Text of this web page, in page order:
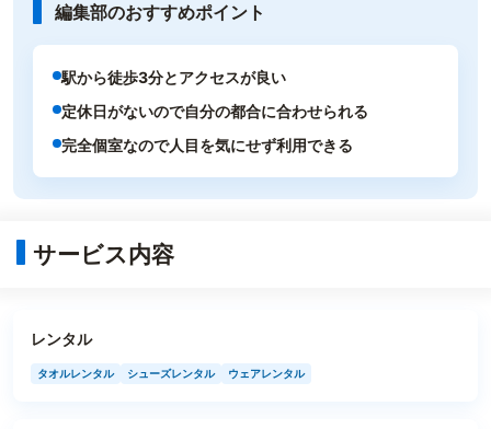
編集部のおすすめポイント
駅から徒歩3分とアクセスが良い
定休日がないので自分の都合に合わせられる
完全個室なので人目を気にせず利用できる
サービス内容
レンタル
タオルレンタル シューズレンタル ウェアレンタル